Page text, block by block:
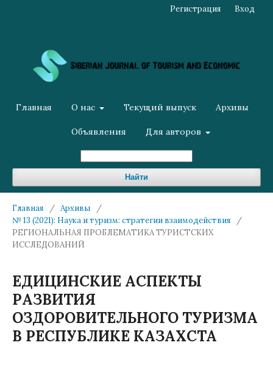
Главная О нас Текущий выпуск Архивы
Объявления Для авторов
Найти
Регистрация Вход
Главная / Архивы
/
№ 13 (2021): Наука и туризм: стратегии взаимодействия
/
РЕГИОНАЛЬНАЯ ПРОБЛЕМАТИКА ТУРИСТСКИХ
ИССЛЕДОВАНИЙ
ЕДИЦИНСКИЕ АСПЕКТЫ
РАЗВИТИЯ
ОЗДОРОВИТЕЛЬНОГО ТУРИЗМА
В РЕСПУБЛИКЕ КАЗАХСТА